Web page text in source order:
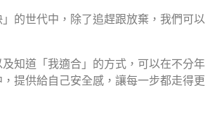
的世代中，除了追趕跟放棄，我們可以
知道「我適合」的方式，可以在不分年
提供給自己安全感，讓每一步都走得更